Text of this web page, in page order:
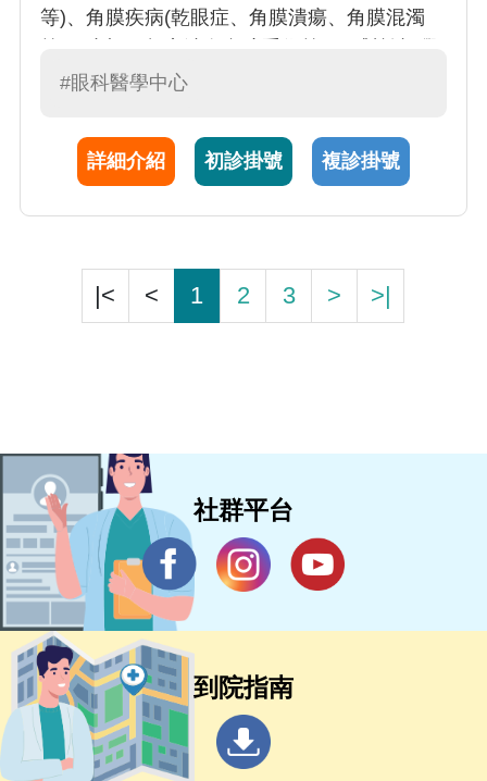
等)、角膜疾病(乾眼症、角膜潰瘍、角膜混濁
功能訓練和隱形眼鏡的驗配特別有研究。本院
因視覺功能不良造成學習障礙的兒童或運動員
的動視訓練等；若有近視控制需求、角膜不規
#眼科醫學中心
詳細介紹 初診掛號 複診掛號
|< < 1 2 3 > >|
社群平台
到院指南